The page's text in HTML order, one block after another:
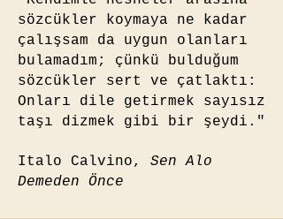
sözcükler koymaya ne kadar
çalışsam da uygun olanları
bulamadım; çünkü bulduğum
sözcükler sert ve çatlaktı:
Onları dile getirmek sayısız
taşı dizmek gibi bir şeydi."
Italo Calvino, Sen Alo
Demeden Önce